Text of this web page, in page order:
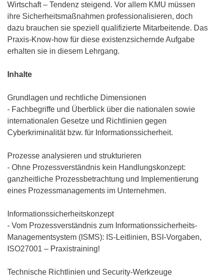
Wirtschaft – Tendenz steigend. Vor allem KMU müssen
ihre Sicherheitsmaßnahmen professionalisieren, doch
dazu brauchen sie speziell qualifizierte Mitarbeitende. Das
Praxis-Know-how für diese existenzsichernde Aufgabe
erhalten sie in diesem Lehrgang.
Inhalte
Grundlagen und rechtliche Dimensionen
- Fachbegriffe und Überblick über die nationalen sowie
internationalen Gesetze und Richtlinien gegen
Cyberkriminalität bzw. für Informationssicherheit.
Prozesse analysieren und strukturieren
- Ohne Prozessverständnis kein Handlungskonzept:
ganzheitliche Prozessbetrachtung und Implementierung
eines Prozessmanagements im Unternehmen.
Informationssicherheitskonzept
- Vom Prozessverständnis zum Informationssicherheits-
Managementsystem (ISMS): IS-Leitlinien, BSI-Vorgaben,
ISO27001 – Praxistraining!
Technische Richtlinien und Security-Werkzeuge